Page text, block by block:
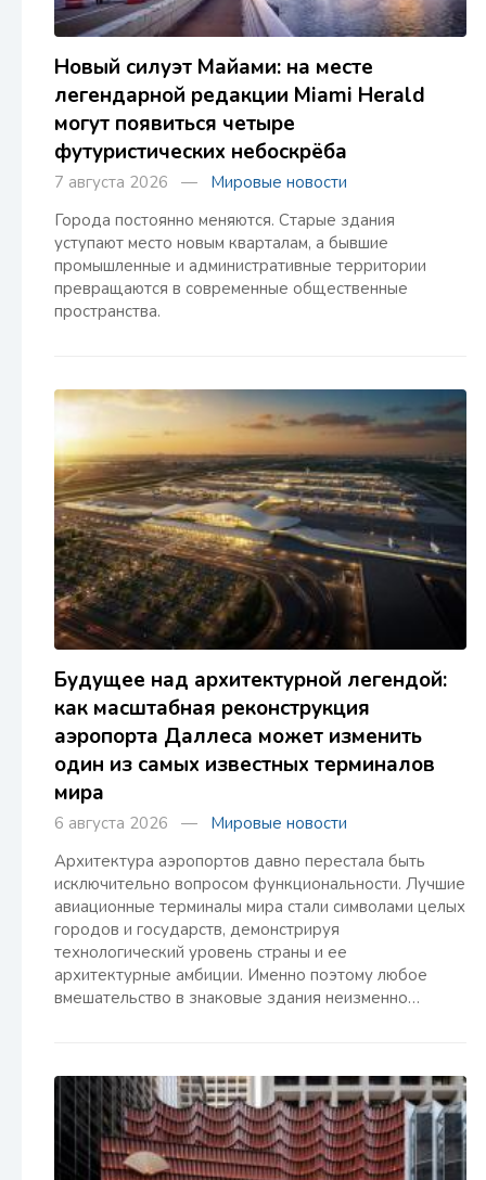
Новый силуэт Майами: на месте
легендарной редакции Miami Herald
могут появиться четыре
футуристических небоскрёба
7 августа 2026 — Мировые новости
Города постоянно меняются. Старые здания
уступают место новым кварталам, а бывшие
промышленные и административные территории
превращаются в современные общественные
пространства.
Будущее над архитектурной легендой:
как масштабная реконструкция
аэропорта Даллеса может изменить
один из самых известных терминалов
мира
6 августа 2026 — Мировые новости
Архитектура аэропортов давно перестала быть
исключительно вопросом функциональности. Лучшие
авиационные терминалы мира стали символами целых
городов и государств, демонстрируя
технологический уровень страны и ее
архитектурные амбиции. Именно поэтому любое
вмешательство в знаковые здания неизменно…